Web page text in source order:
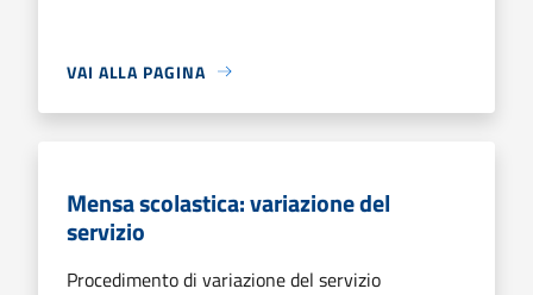
VAI ALLA PAGINA
Mensa scolastica: variazione del
servizio
Procedimento di variazione del servizio